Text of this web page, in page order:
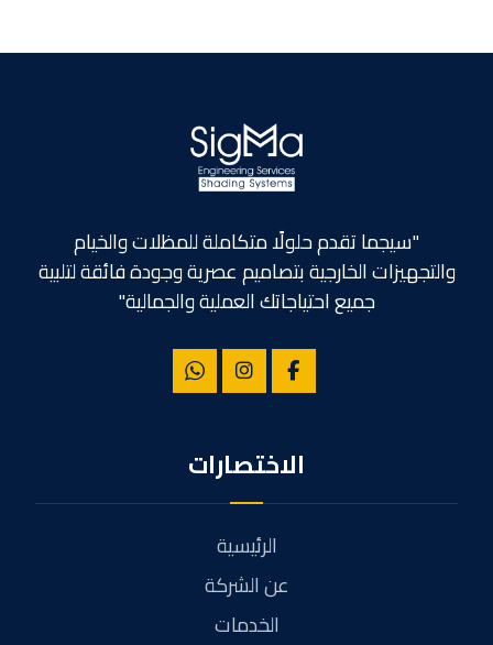
"سيجما تقدم حلولًا متكاملة للمظلات والخيام
والتجهيزات الخارجية بتصاميم عصرية وجودة فائقة لتلبية
جميع احتياجاتك العملية والجمالية"
الاختصارات
الرئيسية
عن الشركة
الخدمات